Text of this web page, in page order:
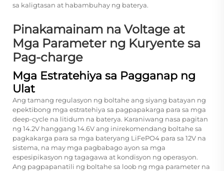
sa kaligtasan at habambuhay ng baterya.
Pinakamainam na Voltage at
Mga Parameter ng Kuryente sa
Pag-charge
Mga Estratehiya sa Pagganap ng
Ulat
Ang tamang regulasyon ng boltahe ang siyang batayan ng
epektibong mga estratehiya sa pagpapakarga para sa mga
deep-cycle na litidum na baterya. Karaniwang nasa pagitan
ng 14.2V hanggang 14.6V ang inirekomendang boltahe sa
pagkakarga para sa mga bateryang LiFePO4 para sa 12V na
sistema, na may mga pagbabago ayon sa mga
espesipikasyon ng tagagawa at kondisyon ng operasyon.
Ang pagpapanatili ng boltahe sa loob ng mga parameter na